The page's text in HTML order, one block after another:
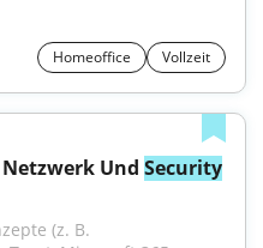
Homeoffice Vollzeit
Und Security
(z. B.